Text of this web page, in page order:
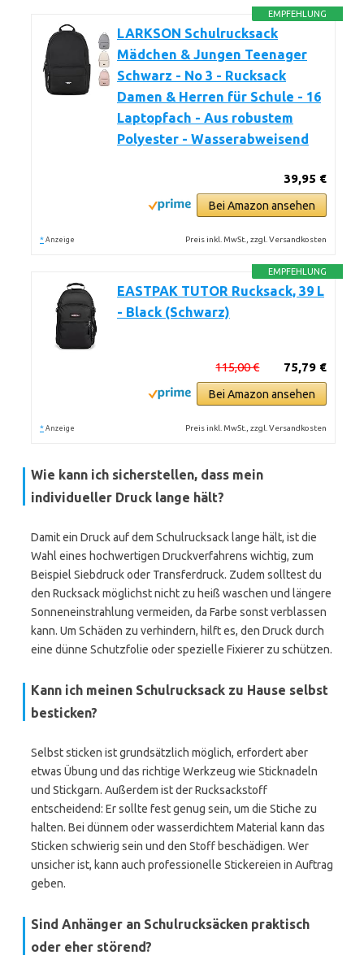
EMPFEHLUNG
LARKSON Schulrucksack
Mädchen & Jungen Teenager
Schwarz - No 3 - Rucksack
Damen & Herren für Schule - 16
Laptopfach - Aus robustem
Polyester - Wasserabweisend
39,95 €
Bei Amazon ansehen
* Anzeige Preis inkl. MwSt., zzgl. Versandkosten
EMPFEHLUNG
EASTPAK TUTOR Rucksack, 39 L
- Black (Schwarz)
75,79 €
115,00 €
Bei Amazon ansehen
* Anzeige Preis inkl. MwSt., zzgl. Versandkosten
Wie kann ich sicherstellen, dass mein
individueller Druck lange hält?
Damit ein Druck auf dem Schulrucksack lange hält, ist die
Wahl eines hochwertigen Druckverfahrens wichtig, zum
Beispiel Siebdruck oder Transferdruck. Zudem solltest du
den Rucksack möglichst nicht zu heiß waschen und längere
Sonneneinstrahlung vermeiden, da Farbe sonst verblassen
kann. Um Schäden zu verhindern, hilft es, den Druck durch
eine dünne Schutzfolie oder spezielle Fixierer zu schützen.
Kann ich meinen Schulrucksack zu Hause selbst
besticken?
Selbst sticken ist grundsätzlich möglich, erfordert aber
etwas Übung und das richtige Werkzeug wie Sticknadeln
und Stickgarn. Außerdem ist der Rucksackstoff
entscheidend: Er sollte fest genug sein, um die Stiche zu
halten. Bei dünnem oder wasserdichtem Material kann das
Sticken schwierig sein und den Stoff beschädigen. Wer
unsicher ist, kann auch professionelle Stickereien in Auftrag
geben.
Sind Anhänger an Schulrucksäcken praktisch
oder eher störend?